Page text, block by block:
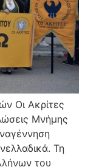
Οι Ακρίτες
Μνήμης
Τη
του